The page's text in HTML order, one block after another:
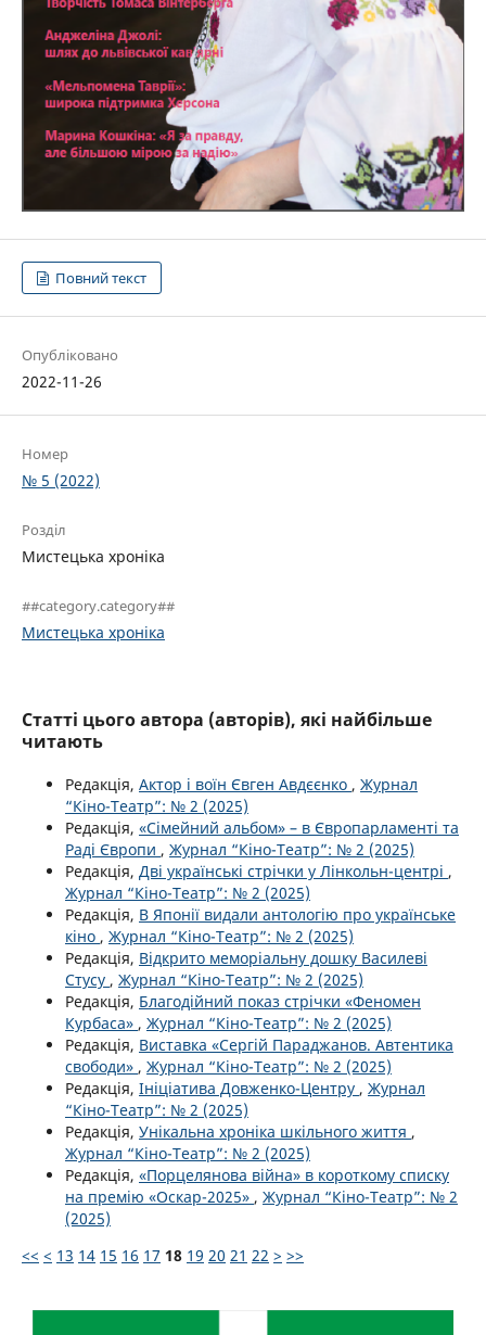
Повний текст
Опубліковано
2022-11-26
Номер
№ 5 (2022)
Розділ
Мистецька хроніка
##category.category##
Мистецька хроніка
Статті цього автора (авторів), які найбільше
читають
Редакція, Актор і воїн Євген Авдєєнко , Журнал
“Кіно-Театр”: № 2 (2025)
Редакція, «Сімейний альбом» – в Європарламенті та
Раді Європи , Журнал “Кіно-Театр”: № 2 (2025)
Редакція, Дві українські стрічки у Лінкольн-центрі ,
Журнал “Кіно-Театр”: № 2 (2025)
Редакція, В Японії видали антологію про українське
кіно , Журнал “Кіно-Театр”: № 2 (2025)
Редакція, Відкрито меморіальну дошку Василеві
Стусу , Журнал “Кіно-Театр”: № 2 (2025)
Редакція, Благодійний показ стрічки «Феномен
Курбаса» , Журнал “Кіно-Театр”: № 2 (2025)
Редакція, Виставка «Сергій Параджанов. Автентика
свободи» , Журнал “Кіно-Театр”: № 2 (2025)
Редакція, Ініціатива Довженко-Центру , Журнал
“Кіно-Театр”: № 2 (2025)
Редакція, Унікальна хроніка шкільного життя ,
Журнал “Кіно-Театр”: № 2 (2025)
Редакція, «Порцелянова війна» в короткому списку
на премію «Оскар-2025» , Журнал “Кіно-Театр”: № 2
(2025)
<< < 13 14 15 16 17 18 19 20 21 22 > >>